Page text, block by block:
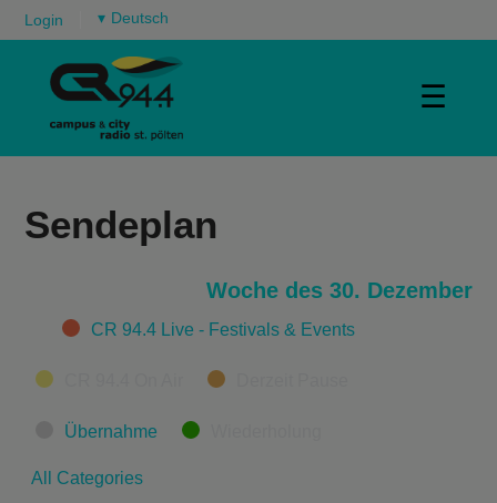
Login ▾
☰
Sendeplan
Woche des 30. Dezember
CategoriesCR 94.4 Live - Festivals & Events
Übernahme
All Categories